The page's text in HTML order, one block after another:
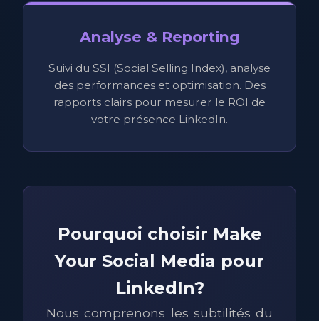
Analyse & Reporting
Suivi du SSI (Social Selling Index), analyse
des performances et optimisation. Des
rapports clairs pour mesurer le ROI de
votre présence LinkedIn.
Pourquoi choisir Make
Your Social Media pour
LinkedIn?
Nous comprenons les subtilités du